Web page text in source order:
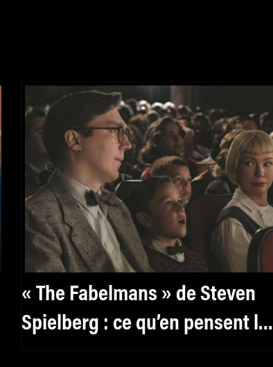
« The Fabelmans » de Steven
Spielberg : ce qu’en pensent les